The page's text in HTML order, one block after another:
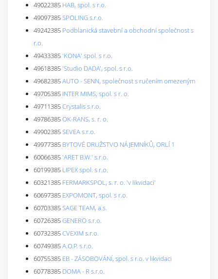
49022385 HAB, spol. s r.o.
49097385SPOLING s.r.o.
49242385 Podblanická stavební a obchodní společnost s
r.o.
49433385'KONA' spol. s r.o.
49618385'Studio DADA', spol. s r.o.
49682385AUTO - SENN, společnost s ručením omezeným
49705385 INTER MIMS, spol. s r. o.
49711385Crystalis s.r.o.
49786385OK-RANS, s. r. o.
49902385SEVEA s.r.o.
49977385 BYTOVÉ DRUŽSTVO NÁJEMNÍKŮ, ORLÍ 1
60066385'ARET B.W.' s.r.o.
60199385 LIPEX spol. s r.o.
60321385 FERMARKSPOL, s. r. o. 'v likvidaci'
60697385 EXPOMONT, spol. s r.o.
60703385SAGE TEAM, a.s.
60726385GENERO s.r.o.
60732385CVEXIM s.r.o.
60749385A.O.P. s.r.o.
60755385 EB - ZÁSOBOVÁNÍ, spol. s r.o. v likvidaci
60778385 DOMA - R s.r.o.